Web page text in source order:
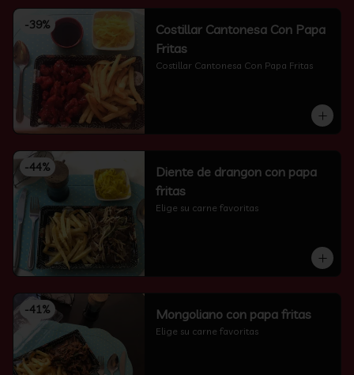
-39%
Costillar Cantonesa Con Papa
Fritas
Costillar Cantonesa Con Papa Fritas
-44%
Diente de drangon con papa
fritas
Elige su carne favoritas
-41% Mongoliano con papa fritas
Elige su carne favoritas